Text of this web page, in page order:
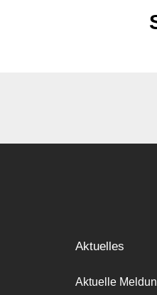
Aktuelles
Aktuelle